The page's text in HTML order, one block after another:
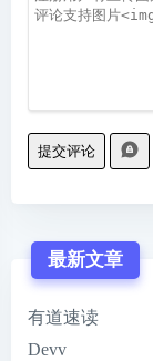
提交评论
最新文章
有道速读
Devv